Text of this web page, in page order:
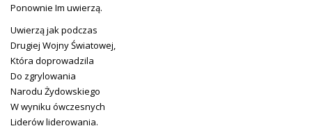
Ponownie Im uwierzą.
Uwierzą jak podczas
Drugiej Wojny Światowej,
Która doprowadzila
Do zgrylowania
Narodu Żydowskiego
W wyniku ówczesnych
Liderów liderowania.